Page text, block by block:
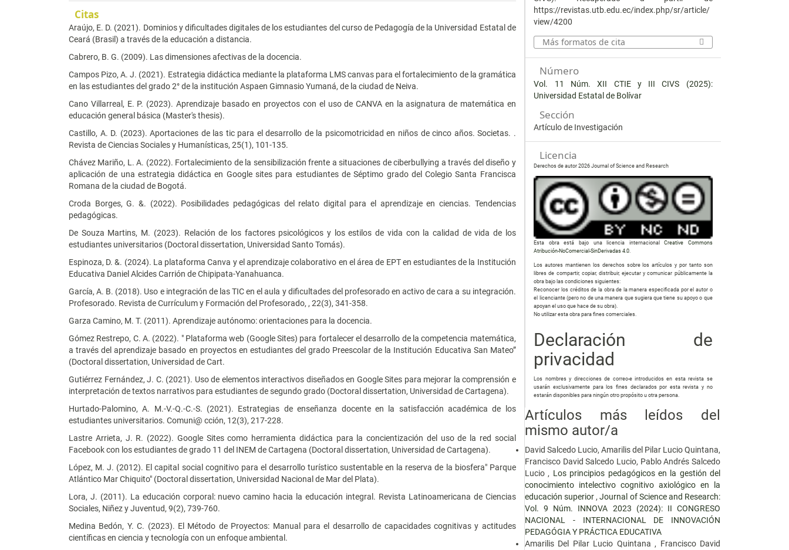
Citas
Araújo, E. D. (2021). Dominios y dificultades digitales de los estudiantes del curso de Pedagogía de la Universidad Estatal de
Ceará (Brasil) a través de la educación a distancia.
Cabrero, B. G. (2009). Las dimensiones afectivas de la docencia.
Campos Pizo, A. J. (2021). Estrategia didáctica mediante la plataforma LMS canvas para el fortalecimiento de la gramática
en las estudiantes del grado 2° de la institución Aspaen Gimnasio Yumaná, de la ciudad de Neiva.
Cano Villarreal, E. P. (2023). Aprendizaje basado en proyectos con el uso de CANVA en la asignatura de matemática en
educación general básica (Master's thesis).
Castillo, A. D. (2023). Aportaciones de las tic para el desarrollo de la psicomotricidad en niños de cinco años. Societas. .
Revista de Ciencias Sociales y Humanísticas, 25(1), 101-135.
Chávez Mariño, L. A. (2022). Fortalecimiento de la sensibilización frente a situaciones de ciberbullying a través del diseño y
aplicación de una estrategia didáctica en Google sites para estudiantes de Séptimo grado del Colegio Santa Francisca
Romana de la ciudad de Bogotá.
Croda Borges, G. &. (2022). Posibilidades pedagógicas del relato digital para el aprendizaje en ciencias. Tendencias
pedagógicas.
De Souza Martins, M. (2023). Relación de los factores psicológicos y los estilos de vida con la calidad de vida de los
estudiantes universitarios (Doctoral dissertation, Universidad Santo Tomás).
Espinoza, D. &. (2024). La plataforma Canva y el aprendizaje colaborativo en el área de EPT en estudiantes de la Institución
Educativa Daniel Alcides Carrión de Chipipata-Yanahuanca.
García, A. B. (2018). Uso e integración de las TIC en el aula y dificultades del profesorado en activo de cara a su integración.
Profesorado. Revista de Currículum y Formación del Profesorado, , 22(3), 341-358.
Garza Camino, M. T. (2011). Aprendizaje autónomo: orientaciones para la docencia.
Gómez Restrepo, C. A. (2022). " Plataforma web (Google Sites) para fortalecer el desarrollo de la competencia matemática,
a través del aprendizaje basado en proyectos en estudiantes del grado Preescolar de la Institución Educativa San Mateo”
(Doctoral dissertation, Universidad de Cart.
Gutiérrez Fernández, J. C. (2021). Uso de elementos interactivos diseñados en Google Sites para mejorar la comprensión e
interpretación de textos narrativos para estudiantes de segundo grado (Doctoral dissertation, Universidad de Cartagena).
Hurtado-Palomino, A. M.-V.-Q.-C.-S. (2021). Estrategias de enseñanza docente en la satisfacción académica de los
estudiantes universitarios. Comuni@ cción, 12(3), 217-228.
Lastre Arrieta, J. R. (2022). Google Sites como herramienta didáctica para la concientización del uso de la red social
Facebook con los estudiantes de grado 11 del INEM de Cartagena (Doctoral dissertation, Universidad de Cartagena).
López, M. J. (2012). El capital social cognitivo para el desarrollo turístico sustentable en la reserva de la biosfera" Parque
Atlántico Mar Chiquito" (Doctoral dissertation, Universidad Nacional de Mar del Plata).
Lora, J. (2011). La educación corporal: nuevo camino hacia la educación integral. Revista Latinoamericana de Ciencias
Sociales, Niñez y Juventud, 9(2), 739-760.
Medina Bedón, Y. C. (2023). El Método de Proyectos: Manual para el desarrollo de capacidades cognitivas y actitudes
científicas en ciencia y tecnología con un enfoque ambiental.
https://revistas.utb.edu.ec/index.php/sr/article/
view/4200
Más formatos de cita
Número
Vol. 11 Núm. XII CTIE y III CIVS (2025):
Universidad Estatal de Bolívar
Sección
Artículo de Investigación
Licencia
Derechos de autor 2026 Journal of Science and Research
Esta obra está bajo una licencia internacionalCreative Commons
Atribución-NoComercial-SinDerivadas 4.0
Los autores mantienen los derechos sobre los artículos y por tanto son
libres de compartir, copiar, distribuir, ejecutar y comunicar públicamente la
obra bajo las condiciones siguientes:
Reconocer los créditos de la obra de la manera especificada por el autor o
el licenciante (pero no de una manera que sugiera que tiene su apoyo o que
apoyan el uso que hace de su obra).
No utilizar esta obra para fines comerciales.
Declaración de
privacidad
Los nombres y direcciones de correo-e introducidos en esta revista se
usarán exclusivamente para los fines declarados por esta revista y no
estarán disponibles para ningún otro propósito u otra persona.
Artículos más leídos del
mismo autor/a
David Salcedo Lucio, Amarilis del Pilar Lucio Quintana,
Francisco David Salcedo Lucio, Pablo Andrés Salcedo
Lucio , Los principios pedagógicos en la gestión del
conocimiento intelectivo cognitivo axiológico en la
educación superior,Journal of Science and Research:
Vol. 9 Núm. INNOVA 2023 (2024): II CONGRESO
NACIONAL - INTERNACIONAL DE INNOVACIÓN
PEDAGÓGIA Y PRÁCTICA EDUCATIVA
Amarilis Del Pilar Lucio Quintana , Francisco David